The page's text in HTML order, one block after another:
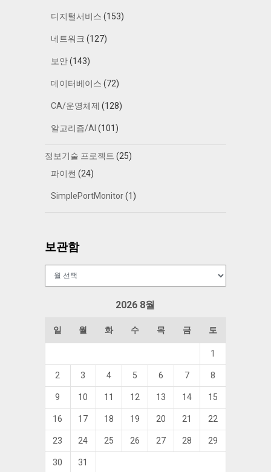
디지털서비스 (153)
네트워크 (127)
보안(143)
데이터베이스 (72)
CA/운영체제 (128)
알고리즘/AI (101)
정보기술 프로젝트 (25)
파이썬 (24)
SimplePortMonitor(1)
보관함
2026 8월
일 월 화 수 목 금 토
1
2 3 4 5 6 7 8
9 10 11 12 13 14 15
16 17 18 19 20 21 22
23 24 25 26 27 28 29
30 31